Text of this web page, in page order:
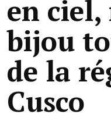
en ciel,
bijou
de la
Cusco